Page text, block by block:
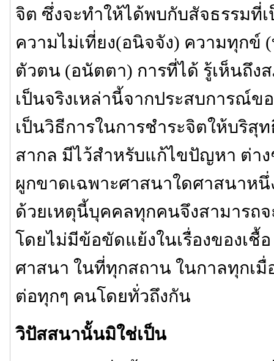
จิต ซึ่งจะทำให้ได้พบกับสัจธรรมที่
ความไม่เที่ยง(อนิจจัง) ความทุกข์
ตัวตน (อนัตตา) การที่ได้ รู้เห็นถึง
เป็นจริงเหล่านี้จากประสบการณ์ข
เป็นวิธีการในการชำระจิตให้บริสุท
สากล มีไว้สำหรับแก้ไขปัญหา ต่า
ผูกขาดเฉพาะศาสนาใดศาสนาห
ด้วยเหตุนี้บุคคลทุกคนจึงสามารถจ
โดยไม่มีข้อขัดแย้งในเรื่องของเชื้
ศาสนา ในที่ทุกสถาน ในกาลทุกเมื่
ต่อทุกๆ คนโดยทั่วถึงกัน
วิปัสสนานั้นมิใช่เป็น